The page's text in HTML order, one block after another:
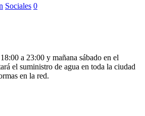
Sociales 0
a 23:00 y mañana sábado en el
el suministro de agua en toda la ciudad
en la red.